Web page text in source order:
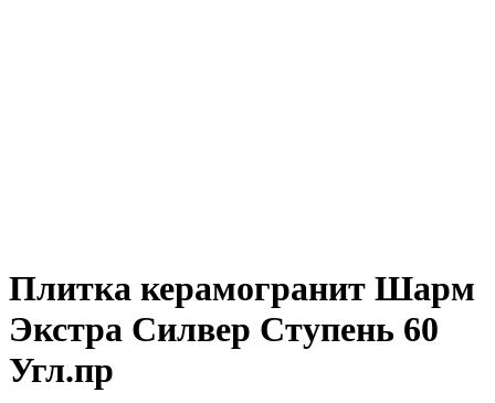
Плитка керамогранит Шарм
Экстра Силвер Ступень 60
Угл.пр